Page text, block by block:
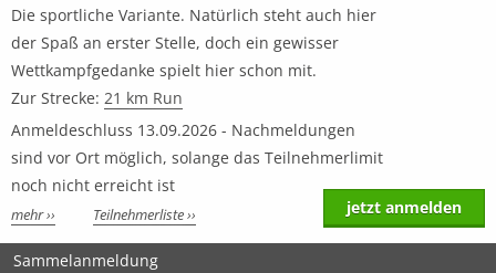
Die sportliche Variante. Natürlich steht auch hier
der Spaß an erster Stelle, doch ein gewisser
Wettkampfgedanke spielt hier schon mit.
Zur Strecke: 21 km Run
Anmeldeschluss 13.09.2026 - Nachmeldungen
sind vor Ort möglich, solange das Teilnehmerlimit
noch nicht erreicht ist
mehr ›› Teilnehmerliste ›› jetzt anmelden
Sammelanmeldung